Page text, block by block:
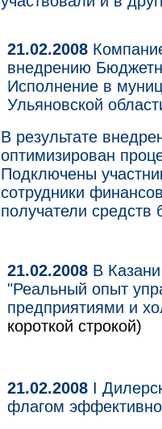
21.02.2008
внедрению
Исполнение в
Ульяновской
В результате
оптимизирован
Подключены
сотрудники
получатели средств
21.02.2008 В
"Реальный опыт
предприятиями и
короткой строкой)
21.02.2008 I
флагом